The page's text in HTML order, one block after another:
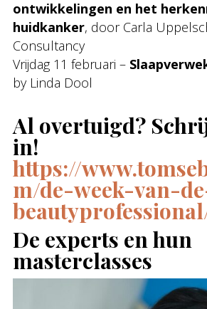
ontwikkelingen en het
huidkanker, door Carla
Consultancy
Vrijdag 11 februari –
by Linda Dool
Al overtuigd?
in!
https://
m/de-week-van-
De experts en hun
masterclasses